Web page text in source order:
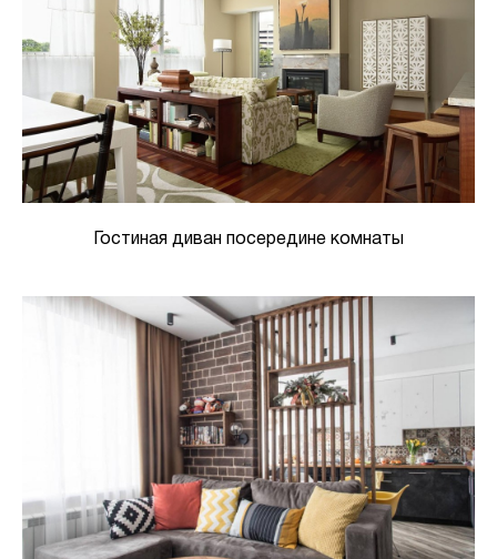
Гостиная диван посередине комнаты